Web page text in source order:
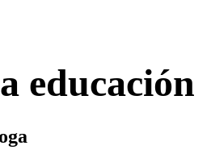
educación